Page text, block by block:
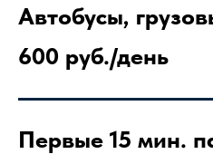
Автобусы,
600 руб./день
Первые 15 мин.